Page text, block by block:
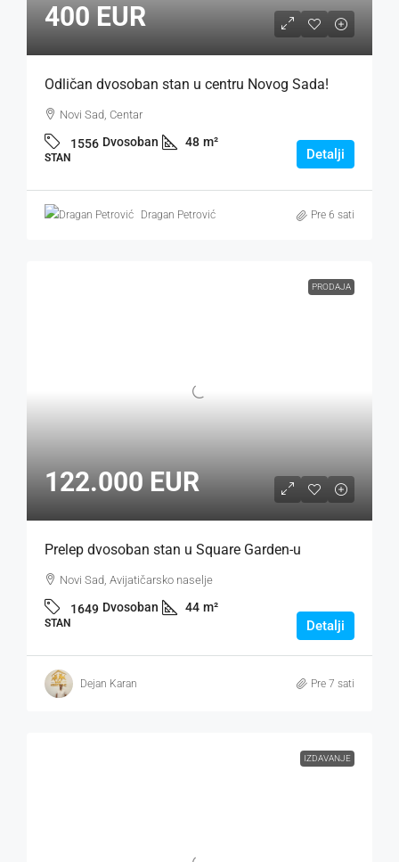
400 EUR
Odličan dvosoban stan u centru Novog Sada!
Novi Sad, Centar
1556 Dvosoban 48 m²
STAN Detalji
Dragan Petrović Pre 6 sati
PRODAJA
122.000 EUR
Prelep dvosoban stan u Square Garden-u
Novi Sad, Avijatičarsko naselje
1649 Dvosoban 44 m²
STAN Detalji
Dejan Karan Pre 7 sati
IZDAVANJE